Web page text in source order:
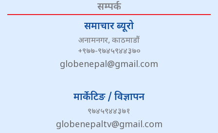
सम्पर्क
समाचार ब्यूरो
अनामनगर, काठमाडौं
+९७७-९७४५९४४३७०
globenepal@gmail.com
मार्केटिङ / विज्ञापन
९७४५९४४३७१
globenepaltv@gmail.com